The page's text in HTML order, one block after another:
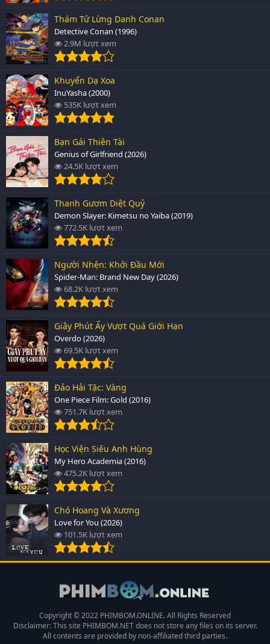
Thám Tử Lừng Danh Conan
Detective Conan (1996)
2.9M lượt xem
Khuyển Dạ Xoa
InuYasha (2000)
535K lượt xem
Bạn Gái Thiên Tài
Genius of Girlfriend (2026)
24.5K lượt xem
Thanh Gươm Diệt Quỷ
Demon Slayer: Kimetsu no Yaiba (2019)
772.5K lượt xem
Người Nhện: Khởi Đầu Mới
Spider-Man: Brand New Day (2026)
68.2K lượt xem
Giây Phút Ấy Vượt Quá Giới Hạn
Overdo (2026)
69.5K lượt xem
Đảo Hải Tặc: Vàng
One Piece Film: Gold (2016)
751.7K lượt xem
Học Viện Siêu Anh Hùng
My Hero Academia (2016)
475.2K lượt xem
Chó Hoang Và Xương
Love for You (2026)
101.5K lượt xem
Copyright © 2022 PHIMBOM.ONLINE. All Rights Reserved
Disclaimer: This site PHIMBOM.NETdoes not store any files on its server.
All contents are provided by non-affiliated third parties.